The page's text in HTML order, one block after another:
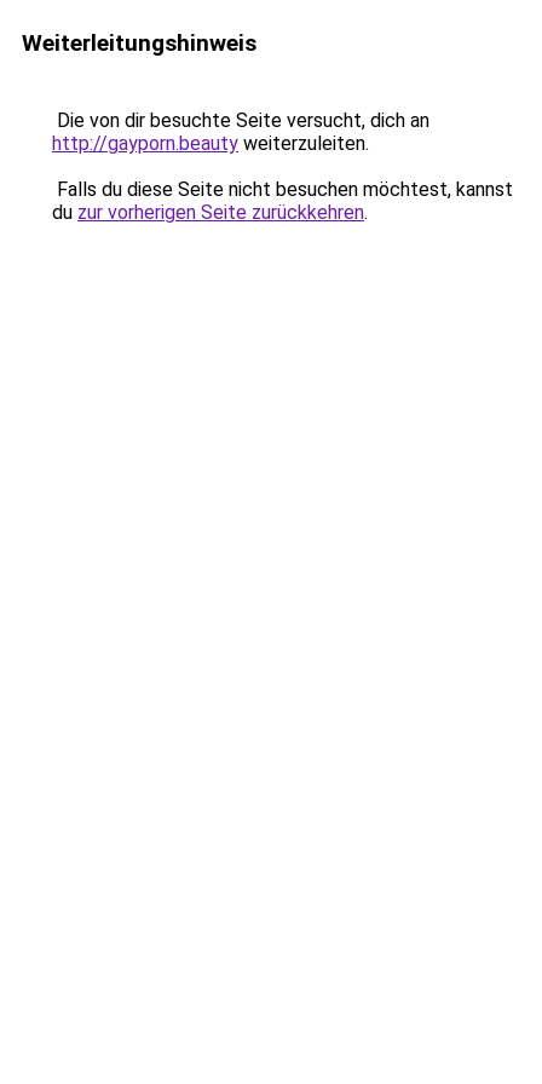
Weiterleitungshinweis
Die von dir besuchte Seite versucht, dich an
http://gayporn.beauty weiterzuleiten.
Falls du diese Seite nicht besuchen möchtest, kannst
du zur vorherigen Seite zurückkehren.